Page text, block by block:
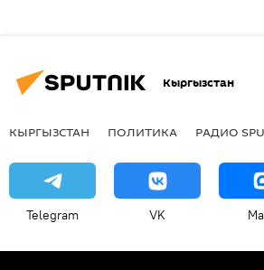
Кыргызстан
КЫРГЫЗСТАН ПОЛИТИКА РАДИО
Telegram VK